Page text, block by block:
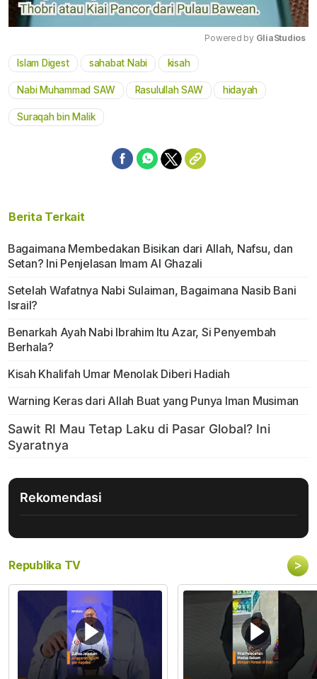
Powered by GliaStudios
Islam Digest sahabat Nabi kisah
Nabi Muhammad SAW Rasulullah SAW hidayah
Suraqah bin Malik
Berita Terkait
Bagaimana Membedakan Bisikan dari Allah, Nafsu, dan
Setan? Ini Penjelasan Imam Al Ghazali
Setelah Wafatnya Nabi Sulaiman, Bagaimana Nasib Bani
Israil?
Benarkah Ayah Nabi Ibrahim Itu Azar, Si Penyembah
Berhala?
Kisah Khalifah Umar Menolak Diberi Hadiah
Warning Keras dari Allah Buat yang Punya Iman Musiman
Rekomendasi
Republika TV >